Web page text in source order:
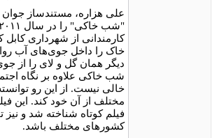
علی هزاره، مستندساز
کارمندانی از شهرداری
خاک را داخل جوی‌های آب
دیگر همان گل و لای را از
شب خاکی علاوه بر نگاه
خالی نیست. از این رو
مختلف از آن خود کند. این
فیلم کوتاه شناخته شد و
کشورهای مختلف باشد.